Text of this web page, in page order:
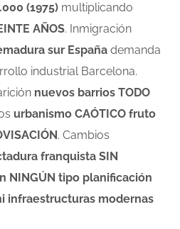
(1975) multiplicando
AÑOS. Inmigración
sur España demanda
industrial Barcelona.
nuevos barrios TODO
urbanismo CAÓTICO fruto
. Cambios
franquista SIN
NINGÚN tipo planificación
infraestructuras modernas